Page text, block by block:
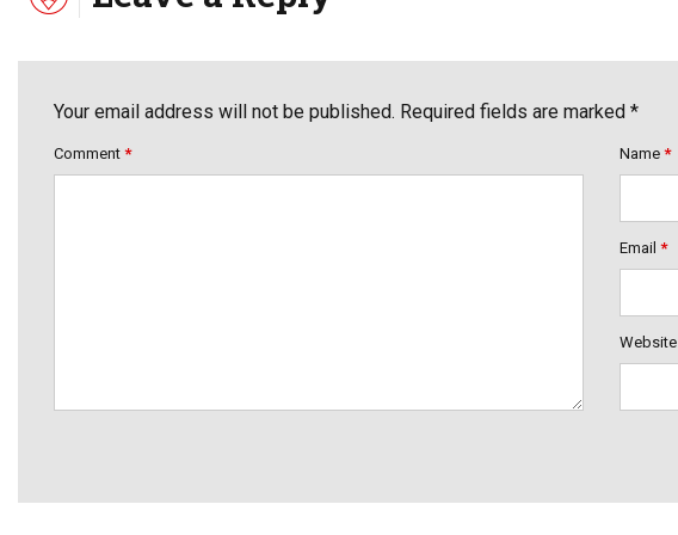
Your email address will not be published. Required fields are marked *
Comment * Name *
Email *
Website